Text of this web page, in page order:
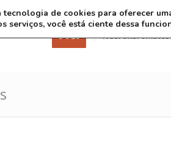
3 8 26
tecnologia de cookies para oferecer
serviços, você está ciente dessa